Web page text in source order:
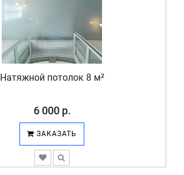
Натяжной потолок 8 м²
6 000 р.
ЗАКАЗАТЬ